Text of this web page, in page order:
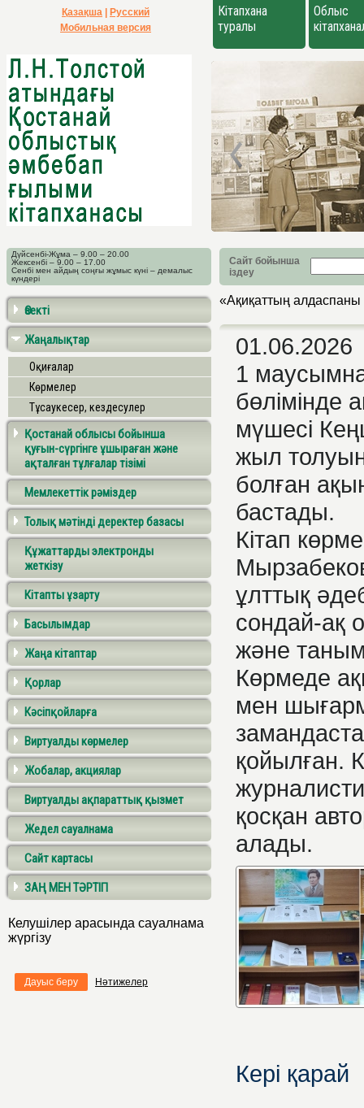
Қазақша
Русский
Мобильная версия
Кітапхана
туралы
Облыс
Дүйсенбі-Жұма – 9.00 – 20.00
Жексенбі – 9.00 – 17.00
Сенбі мен айдың соңғы жұмыс күні – демалыс
күндері
Сайт бойынша
іздеу
Өзекті
Жаңалықтар
Оқиғалар
Көрмелер
Тұсаукесер, кездесулер
Қостанай облысы бойынша
қуғын-сүргінге ұшыраған және
ақталған тұлғалар тізімі
Мемлекеттік рәміздер
Толық мәтінді деректер базасы
Құжаттарды электронды
жеткізу
Кітапты ұзарту
Басылымдар
Жаңа кітаптар
Қорлар
Кәсіпқойларға
Виртуалды көрмелер
Жобалар, акциялар
Виртуалды ақпараттық қызмет
Жедел сауалнама
Сайт картасы
ЗАҢ МЕН ТӘРТІП
Келушілер арасында сауалнама
жүргізу
Дауыс беру Нәтижелер
«Ақиқаттың алдаспаны
01.06.2026
1
бөлімінде
мүшесі
жыл
болған
бастады.
Кітап
ұлттық
сондай-ақ
және
Көрмеде
мен
қойылған.
қосқан
алады.
Кері қарай